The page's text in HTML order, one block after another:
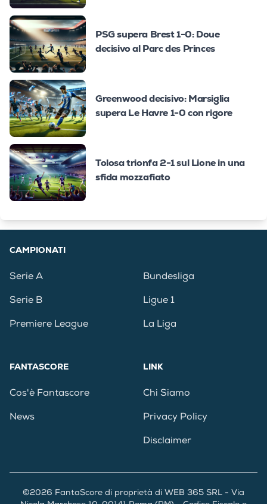
PSG supera Brest 1-0: Doue
decisivo al Parc des Princes
Greenwood decisivo: Marsiglia
supera Le Havre 1-0 con rigore
Tolosa trionfa 2-1 sul Lione in una
sfida mozzafiato
CAMPIONATI
Serie A
Serie B
Premiere League
Bundesliga
Ligue 1
La Liga
FANTASCORE
Cos'è Fantascore
News
LINK
Chi Siamo
Privacy Policy
Disclaimer
©2026 FantaScore di proprietà di WEB 365 SRL - Via